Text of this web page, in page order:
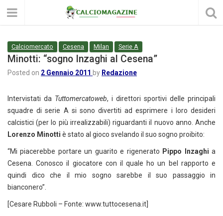
Calciomercato Cesena Milan Serie A
Minotti: “sogno Inzaghi al Cesena”
Posted on 2 Gennaio 2011 by Redazione
Intervistati da Tuttomercatoweb, i direttori sportivi delle principali
squadre di serie A si sono divertiti ad esprimere i loro desideri
calcistici (per lo più irrealizzabili) riguardanti il nuovo anno. Anche
Lorenzo Minotti è stato al gioco svelando il suo sogno proibito:
“Mi piacerebbe portare un guarito e rigenerato Pippo Inzaghi a
Cesena. Conosco il giocatore con il quale ho un bel rapporto e
quindi dico che il mio sogno sarebbe il suo passaggio in
bianconero”.
[Cesare Rubboli – Fonte: www.tuttocesena.it]